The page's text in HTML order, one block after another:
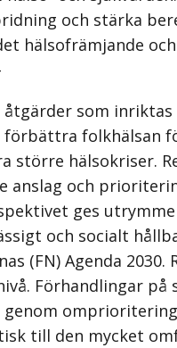
och stärka
hälsofrämjande
åtgärder som
folkhälsan
större hälsokriser.
anslag och
ges
och socialt
(FN) Agenda
Förhandlingar
genom
till den mycket